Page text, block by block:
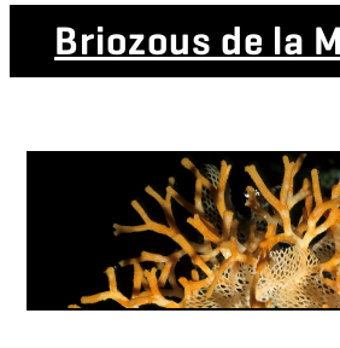
Briozous de la